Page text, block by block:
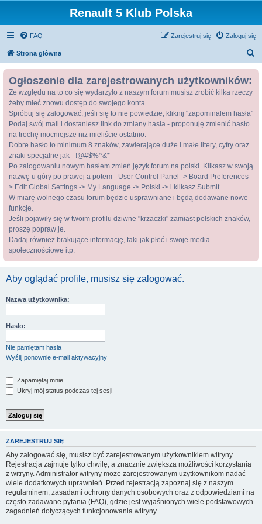
Renault 5 Klub Polska
FAQ Zaloguj się
Zarejestruj się
Strona główna
Ogłoszenie dla zarejestrowanych użytkowników:
Ze względu na to co się wydarzyło z naszym forum musisz zrobić kilka rzeczy
żeby mieć znowu dostęp do swojego konta.
Spróbuj się zalogować, jeśli się to nie powiedzie, kliknij "zapominałem hasła"
Podaj swój mail i dostaniesz link do zmiany hasła - proponuję zmienić hasło
na trochę mocniejsze niż mieliście ostatnio.
Dobre hasło to minimum 8 znaków, zawierające duże i małe litery, cyfry oraz
znaki specjalne jak - !@#$%^&*
Po zalogowaniu nowym hasłem zmień język forum na polski. Klikasz w swoją
nazwę u góry po prawej a potem - User Control Panel -> Board Preferences -
> Edit Global Settings -> My Language -> Polski -> i klikasz Submit
W miarę wolnego czasu forum będzie usprawniane i będą dodawane nowe
funkcje.
Jeśli pojawiły się w twoim profilu dziwne "krzaczki" zamiast polskich znaków,
proszę popraw je.
Dadaj również brakujące informację, taki jak płeć i swoje media
społecznościowe itp.
Aby oglądać profile, musisz się zalogować.
Nazwa użytkownika:
Hasło:
Nie pamiętam hasła
Wyślij ponownie e-mail aktywacyjny
Zapamiętaj mnie
Ukryj mój status podczas tej sesji
ZAREJESTRUJ SIĘ
Aby zalogować się, musisz być zarejestrowanym użytkownikiem witryny.
Rejestracja zajmuje tylko chwilę, a znacznie zwiększa możliwości korzystania
z witryny. Administrator witryny może zarejestrowanym użytkownikom nadać
wiele dodatkowych uprawnień. Przed rejestracją zapoznaj się z naszym
regulaminem, zasadami ochrony danych osobowych oraz z odpowiedziami na
często zadawane pytania (FAQ), gdzie jest wyjaśnionych wiele podstawowych
zagadnień dotyczących funkcjonowania witryny.